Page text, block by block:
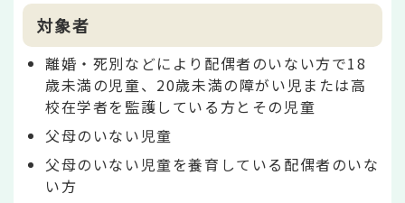
対象者
離婚・死別などにより配偶者のいない方で18
歳未満の児童、20歳未満の障がい児または高
校在学者を監護している方とその児童
父母のいない児童
父母のいない児童を養育している配偶者のいな
い方